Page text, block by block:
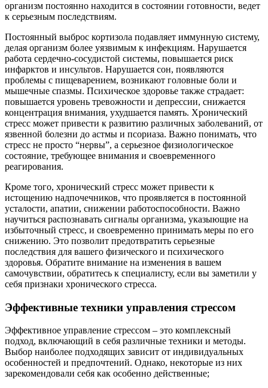
организм постоянно находится в состоянии готовности, ведет
к серьезным последствиям.
Постоянный выброс кортизола подавляет иммунную систему,
делая организм более уязвимым к инфекциям. Нарушается
работа сердечно-сосудистой системы, повышается риск
инфарктов и инсультов. Нарушается сон, появляются
проблемы с пищеварением, возникают головные боли и
мышечные спазмы. Психическое здоровье также страдает:
повышается уровень тревожности и депрессии, снижается
концентрация внимания, ухудшается память. Хронический
стресс может привести к развитию различных заболеваний, от
язвенной болезни до астмы и псориаза. Важно понимать, что
стресс не просто “нервы”, а серьезное физиологическое
состояние, требующее внимания и своевременного
реагирования.
Кроме того, хронический стресс может привести к
истощению надпочечников, что проявляется в постоянной
усталости, апатии, снижении работоспособности. Важно
научиться распознавать сигналы организма, указыющие на
избыточный стресс, и своевременно принимать меры по его
снижению. Это позволит предотвратить серьезные
последствия для вашего физического и психического
здоровья. Обратите внимание на изменения в вашем
самочувствии, обратитесь к специалисту, если вы заметили у
себя признаки хронического стресса.
Эффективные техники управления стрессом
Эффективное управление стрессом – это комплексный
подход, включающий в себя различные техники и методы.
Выбор наиболее подходящих зависит от индивидуальных
особенностей и предпочтений. Однако, некоторые из них
зарекомендовали себя как особенно действенные;